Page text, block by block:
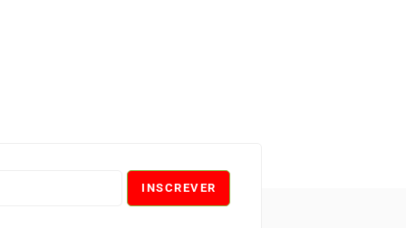
INSCREVER